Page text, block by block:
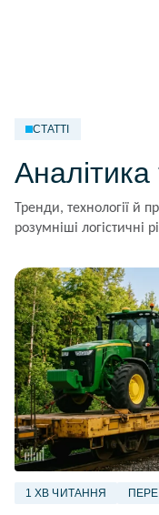
СТАТТІ
Аналітика
Тренди, технології й
розумніші логістичні
1 ХВ ЧИТАННЯ